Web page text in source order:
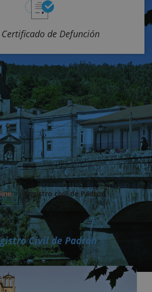
de Defunción
>>Registro civil de Padrón
Civil de Padrón